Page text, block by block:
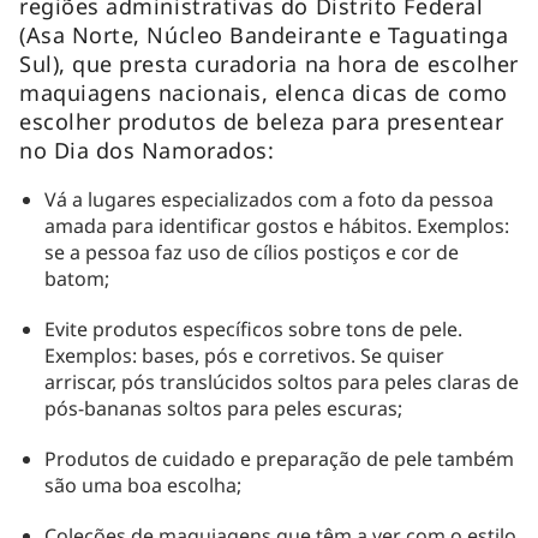
(Asa Norte, Núcleo Bandeirante e Taguatinga
Sul), que presta curadoria na hora de escolher
maquiagens nacionais, elenca dicas de como
escolher produtos de beleza para presentear
no Dia dos Namorados:
Vá a lugares especializados com a foto da pessoa
amada para identificar gostos e hábitos. Exemplos:
se a pessoa faz uso de cílios postiços e cor de
batom;
Evite produtos específicos sobre tons de pele.
Exemplos: bases, pós e corretivos. Se quiser
arriscar, pós translúcidos soltos para peles claras de
pós-bananas soltos para peles escuras;
Produtos de cuidado e preparação de pele também
são uma boa escolha;